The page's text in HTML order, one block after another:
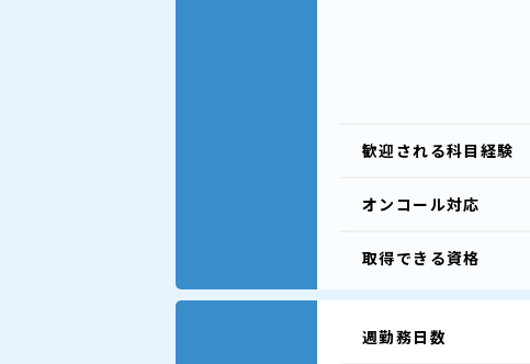
歓迎される科目経験
オンコール対応
取得できる資格
週勤務日数